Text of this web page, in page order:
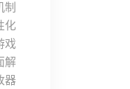
化
戏
解
器